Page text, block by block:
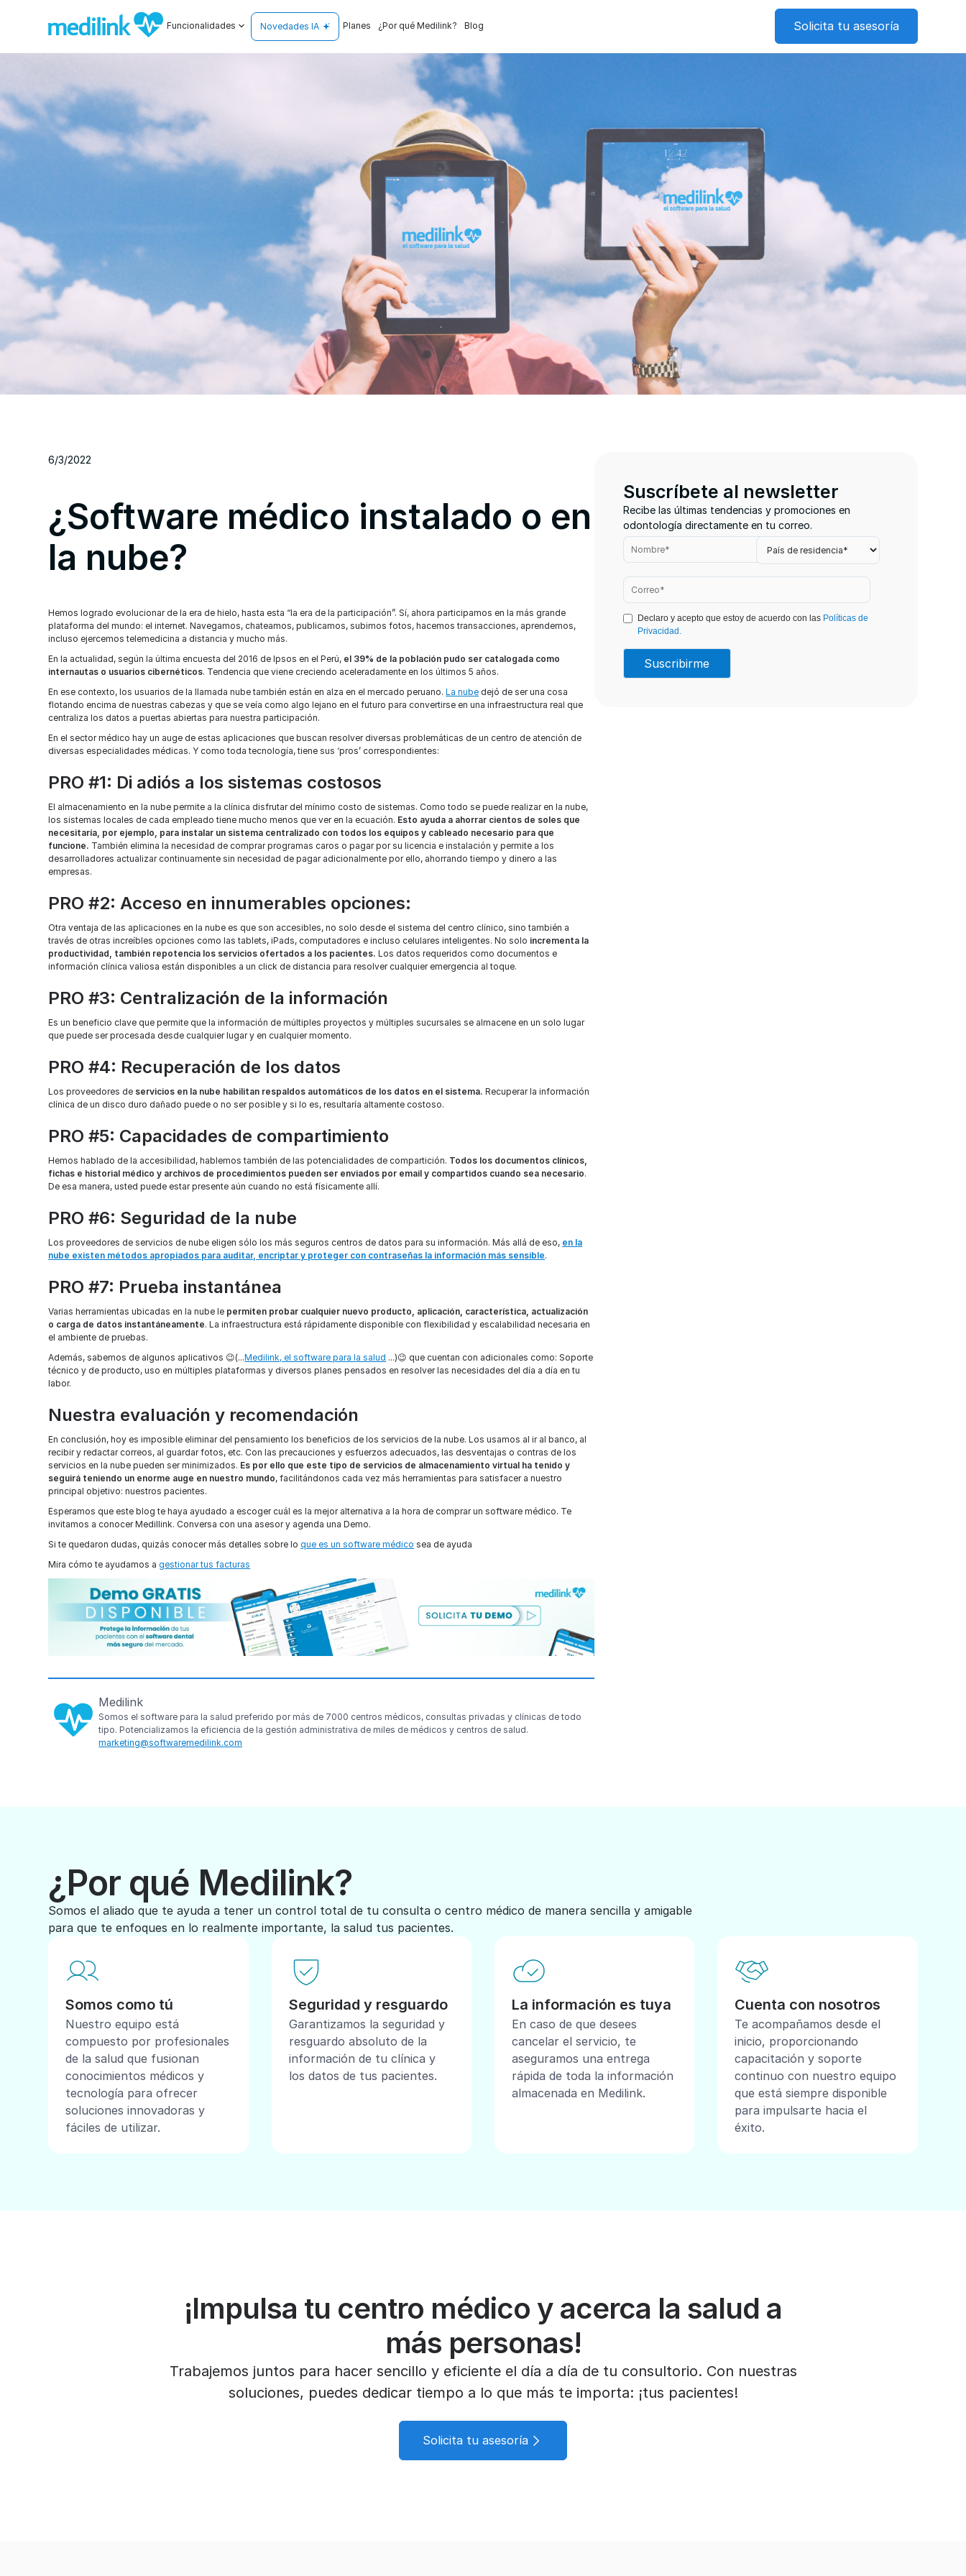
Funcionalidades Novedades IA Planes ¿Por qué Medilink? Blog Solicita tu asesoría
6/3/2022
¿Software médico instalado o en
la nube?
Hemos logrado evolucionar de la era de hielo, hasta esta “la era de la participación”. Sí, ahora participamos en la más grande
plataforma del mundo: el internet. Navegamos, chateamos, publicamos, subimos fotos, hacemos transacciones, aprendemos,
incluso ejercemos telemedicina a distancia y mucho más.
En la actualidad, según la última encuesta del 2016 de Ipsos en el Perú, el 39% de la población pudo ser catalogada como
internautas o usuarios cibernéticos. Tendencia que viene creciendo aceleradamente en los últimos 5 años.
En ese contexto, los usuarios de la llamada nube también están en alza en el mercado peruano.La nube dejó de ser una cosa
flotando encima de nuestras cabezas y que se veía como algo lejano en el futuro para convertirse en una infraestructura real que
centraliza los datos a puertas abiertas para nuestra participación.
En el sector médico hay un auge de estas aplicaciones que buscan resolver diversas problemáticas de un centro de atención de
diversas especialidades médicas. Y como toda tecnología, tiene sus ‘pros’ correspondientes:
PRO #1: Di adiós a los sistemas costosos
El almacenamiento en la nube permite a la clínica disfrutar del mínimo costo de sistemas. Como todo se puede realizar en la nube,
los sistemas locales de cada empleado tiene mucho menos que ver en la ecuación. Esto ayuda a ahorrar cientos de soles que
necesitaría, por ejemplo, para instalar un sistema centralizado con todos los equipos y cableado necesario para que
funcione. También elimina la necesidad de comprar programas caros o pagar por su licencia e instalación y permite a los
desarrolladores actualizar continuamente sin necesidad de pagar adicionalmente por ello, ahorrando tiempo y dinero a las
empresas.
PRO #2: Acceso en innumerables opciones:
Otra ventaja de las aplicaciones en la nube es que son accesibles, no solo desde el sistema del centro clínico, sino también a
través de otras increíbles opciones como las tablets, iPads, computadores e incluso celulares inteligentes. No solo incrementa la
productividad, también repotencia los servicios ofertados a los pacientes. Los datos requeridos como documentos e
información clínica valiosa están disponibles a un click de distancia para resolver cualquier emergencia al toque.
PRO #3: Centralización de la información
Es un beneficio clave que permite que la información de múltiples proyectos y múltiples sucursales se almacene en un solo lugar
que puede ser procesada desde cualquier lugar y en cualquier momento.
PRO #4: Recuperación de los datos
Los proveedores de servicios en la nube habilitan respaldos automáticos de los datos en el sistema.Recuperar la información
clínica de un disco duro dañado puede o no ser posible y si lo es, resultaría altamente costoso.
PRO #5: Capacidades de compartimiento
Hemos hablado de la accesibilidad, hablemos también de las potencialidades de compartición. Todos los documentos clínicos,
fichas e historial médico y archivos de procedimientos pueden ser enviados por email y compartidos cuando sea necesario.
De esa manera, usted puede estar presente aún cuando no está físicamente allí.
PRO #6: Seguridad de la nube
Los proveedores de servicios de nube eligen sólo los más seguros centros de datos para su información. Más allá de eso, en la
nube existen métodos apropiados para auditar, encriptar y proteger con contraseñas la información más sensible.
PRO #7: Prueba instantánea
Varias herramientas ubicadas en la nube le permiten probar cualquier nuevo producto, aplicación, característica, actualización
o carga de datos instantáneamente. La infraestructura está rápidamente disponible con flexibilidad y escalabilidad necesaria en
el ambiente de pruebas.
Además, sabemos de algunos aplicativos 😉(...Medilink, el software para la salud ...)😉 que cuentan con adicionales como: Soporte
técnico y de producto, uso en múltiples plataformas y diversos planes pensados en resolver las necesidades del día a día en tu
labor.
Nuestra evaluación y recomendación
En conclusión, hoy es imposible eliminar del pensamiento los beneficios de los servicios de la nube. Los usamos al ir al banco, al
recibir y redactar correos, al guardar fotos, etc. Con las precauciones y esfuerzos adecuados, las desventajas o contras de los
servicios en la nube pueden ser minimizados. Es por ello que este tipo de servicios de almacenamiento virtual ha tenido y
seguirá teniendo un enorme auge en nuestro mundo, facilitándonos cada vez más herramientas para satisfacer a nuestro
principal objetivo: nuestros pacientes.
Esperamos que este blog te haya ayudado a escoger cuál es la mejor alternativa a la hora de comprar un software médico. Te
invitamos a conocer Medillink. Conversa con una asesor y agenda una Demo.
Si te quedaron dudas, quizás conocer más detalles sobre loque es un software médico sea de ayuda
Mira cómo te ayudamos agestionar tus facturas
Medilink
Somos el software para la salud preferido por más de 7000 centros médicos, consultas privadas y clínicas de todo
tipo. Potencializamos la eficiencia de la gestión administrativa de miles de médicos y centros de salud.
marketing@softwaremedilink.com
Suscríbete al newsletter
Recibe las últimas tendencias y promociones en
odontología directamente en tu correo.
Declaro y acepto que estoy de acuerdo con las Políticas de
Privacidad.
¿Por qué Medilink?
Somos el aliado que te ayuda a tener un control total de tu consulta o centro médico de manera sencilla y amigable
para que te enfoques en lo realmente importante, la salud tus pacientes.
Somos como tú
Nuestro equipo está
compuesto por profesionales
de la salud que fusionan
conocimientos médicos y
tecnología para ofrecer
soluciones innovadoras y
fáciles de utilizar.
Seguridad y resguardo
Garantizamos la seguridad y
resguardo absoluto de la
información de tu clínica y
los datos de tus pacientes.
La información es tuya
En caso de que desees
cancelar el servicio, te
aseguramos una entrega
rápida de toda la información
almacenada en Medilink.
Cuenta con nosotros
Te acompañamos desde el
inicio, proporcionando
capacitación y soporte
continuo con nuestro equipo
que está siempre disponible
para impulsarte hacia el
éxito.
¡Impulsa tu centro médico y acerca la salud a
más personas!
Trabajemos juntos para hacer sencillo y eficiente el día a día de tu consultorio. Con nuestras
soluciones, puedes dedicar tiempo a lo que más te importa: ¡tus pacientes!
Solicita tu asesoría